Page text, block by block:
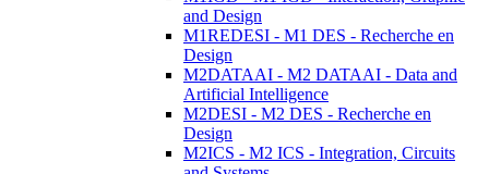
and Design
M1REDESI - M1 DES - Recherche en
Design
M2DATAAI - M2 DATAAI - Data and
Artificial Intelligence
M2DESI - M2 DES - Recherche en
Design
M2ICS - M2 ICS - Integration, Circuits